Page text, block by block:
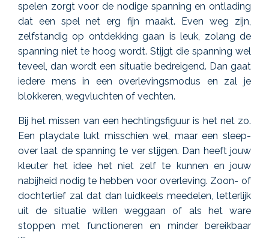
spelen zorgt voor de nodige spanning en ontlading
dat een spel net erg fijn maakt. Even weg zijn,
zelfstandig op ontdekking gaan is leuk, zolang de
spanning niet te hoog wordt. Stijgt die spanning wel
teveel, dan wordt een situatie bedreigend. Dan gaat
iedere mens in een overlevingsmodus en zal je
blokkeren, wegvluchten of vechten.
Bij het missen van een hechtingsfiguur is het net zo.
Een playdate lukt misschien wel, maar een sleep-
over laat de spanning te ver stijgen. Dan heeft jouw
kleuter het idee het niet zelf te kunnen en jouw
nabijheid nodig te hebben voor overleving. Zoon- of
dochterlief zal dat dan luidkeels meedelen, letterlijk
uit de situatie willen weggaan of als het ware
stoppen met functioneren en minder bereikbaar